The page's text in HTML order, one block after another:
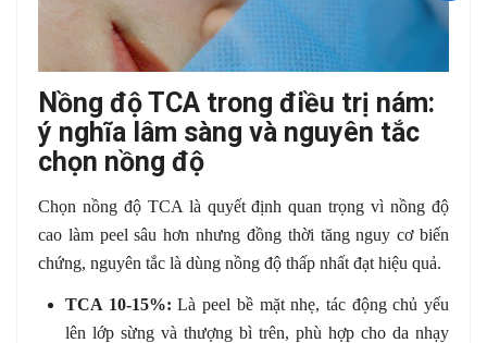
Nồng độ TCA trong điều trị nám:
ý nghĩa lâm sàng và nguyên tắc
chọn nồng độ
Chọn nồng độ TCA là quyết định quan trọng vì nồng độ
cao làm peel sâu hơn nhưng đồng thời tăng nguy cơ biến
chứng, nguyên tắc là dùng nồng độ thấp nhất đạt hiệu quả.
TCA 10-15%: Là peel bề mặt nhẹ, tác động chủ yếu
lên lớp sừng và thượng bì trên, phù hợp cho da nhạy